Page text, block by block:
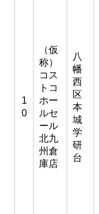
1
0
（仮
称）
コス
トコ
ホー
ルセ
ール
北九
州倉
庫店
八
幡
西
区
本
城
学
研
台